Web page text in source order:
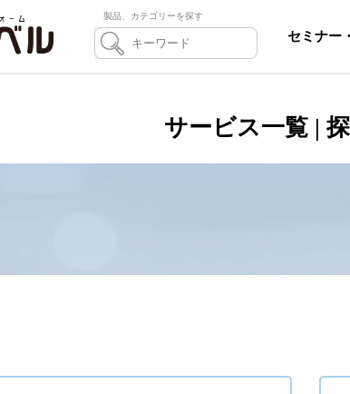
製品、カテゴリーを探す
セミナー
サービス一覧 |